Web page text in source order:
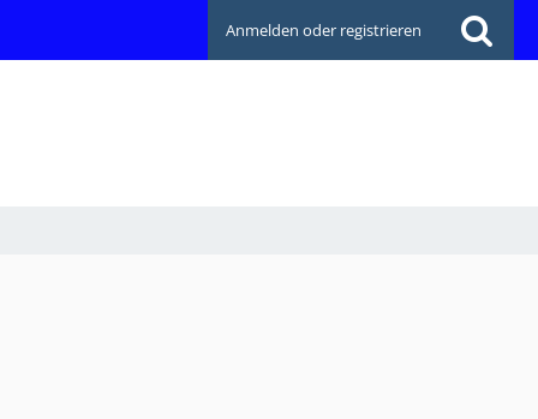
Anmelden oder registrieren